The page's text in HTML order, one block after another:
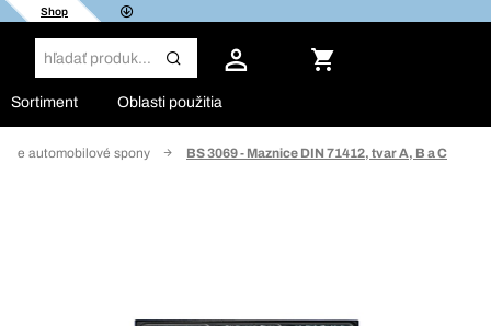
Shop
Sortiment Oblasti použitia
pre automobilové spony BS 3069 - Maznice DIN 71412, tvar A, B a C